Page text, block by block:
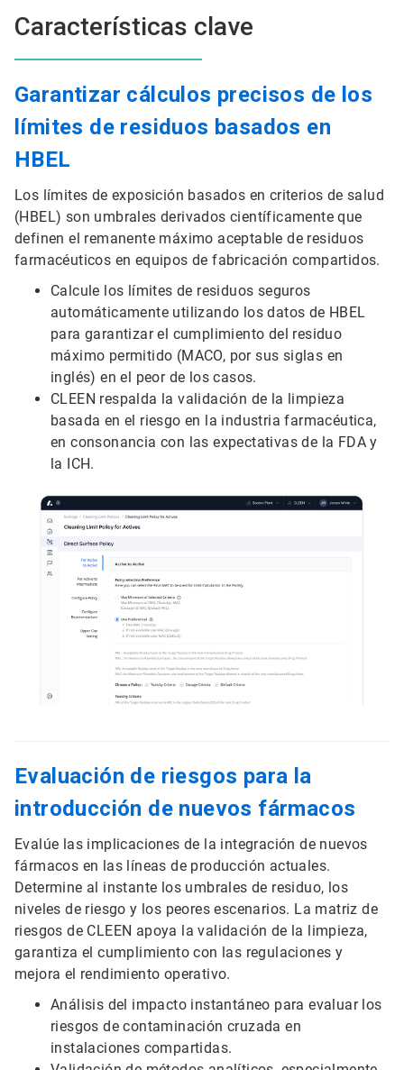
Características clave
Garantizar cálculos precisos de los
límites de residuos basados en
HBEL
Los límites de exposición basados en criterios de salud
(HBEL) son umbrales derivados científicamente que
definen el remanente máximo aceptable de residuos
farmacéuticos en equipos de fabricación compartidos.
Calcule los límites de residuos seguros
automáticamente utilizando los datos de HBEL
para garantizar el cumplimiento del residuo
máximo permitido (MACO, por sus siglas en
inglés) en el peor de los casos.
CLEEN respalda la validación de la limpieza
basada en el riesgo en la industria farmacéutica,
en consonancia con las expectativas de la FDA y
la ICH.
Evaluación de riesgos para la
introducción de nuevos fármacos
Evalúe las implicaciones de la integración de nuevos
fármacos en las líneas de producción actuales.
Determine al instante los umbrales de residuo, los
niveles de riesgo y los peores escenarios. La matriz de
riesgos de CLEEN apoya la validación de la limpieza,
garantiza el cumplimiento con las regulaciones y
mejora el rendimiento operativo.
Análisis del impacto instantáneo para evaluar los
riesgos de contaminación cruzada en
instalaciones compartidas.